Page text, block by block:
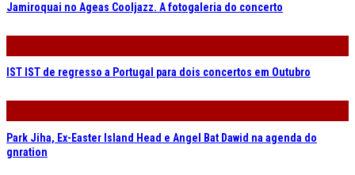
Jamiroquai no Ageas Cooljazz. A fotogaleria do concerto
IST IST de regresso a Portugal para dois concertos em Outubro
Park Jiha, Ex-Easter Island Head e Angel Bat Dawid na agenda do
gnration